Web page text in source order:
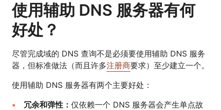
使用辅助 DNS 服务器有何
好处？
尽管完成域的 DNS 查询不是必须要使用辅助 DNS 服务
器，但标准做法（而且许多注册商要求）至少建立一个。
使用辅助 DNS 服务器有两个主要好处：
冗余和弹性： 仅依赖一个 DNS 服务器会产生单点故